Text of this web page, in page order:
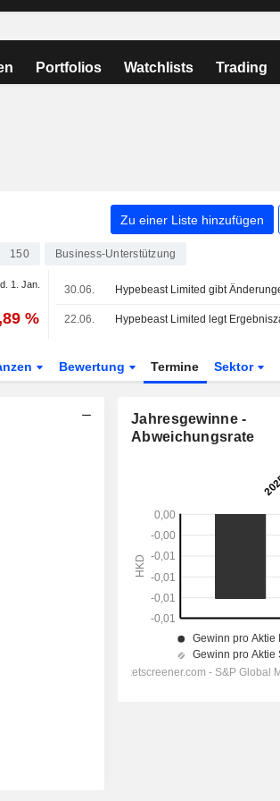
Portfolios Watchlists Trading
Zu einer Liste hinzufügen
150 Business-Unterstützung
1. Jan.
%
30.06.
22.06.
Bewertung Termine Sektor
Jahresgewinne -
Abweichungsrate